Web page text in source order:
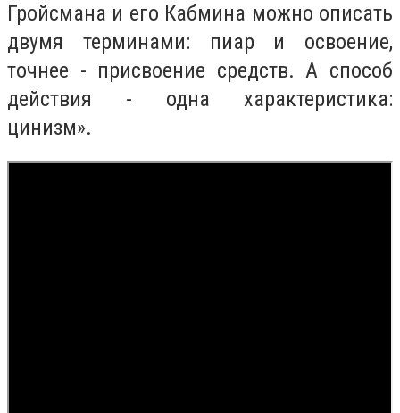
Гройсмана и его Кабмина можно описать
двумя терминами: пиар и освоение,
точнее - присвоение средств. А способ
действия - одна характеристика:
цинизм».